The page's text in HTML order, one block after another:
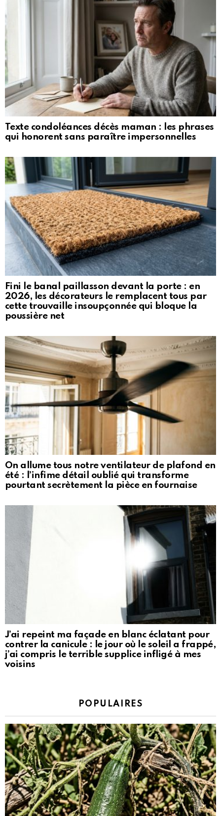
Texte condoléances décès maman : les phrases
qui honorent sans paraître impersonnelles
Fini le banal paillasson devant la porte : en
2026, les décorateurs le remplacent tous par
cette trouvaille insoupçonnée qui bloque la
poussière net
On allume tous notre ventilateur de plafond en
été : l’infime détail oublié qui transforme
pourtant secrètement la pièce en fournaise
J’ai repeint ma façade en blanc éclatant pour
contrer la canicule : le jour où le soleil a frappé,
j’ai compris le terrible supplice infligé à mes
voisins
POPULAIRES